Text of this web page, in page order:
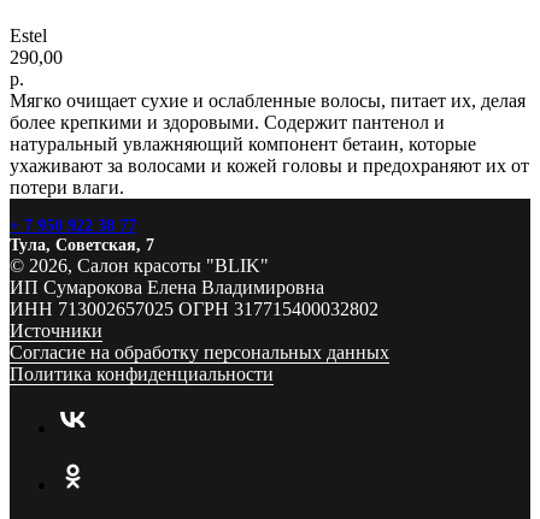
Estel
290,00
р.
Мягко очищает сухие и ослабленные волосы, питает их, делая
более крепкими и здоровыми. Содержит пантенол и
натуральный увлажняющий компонент бетаин, которые
ухаживают за волосами и кожей головы и предохраняют их от
потери влаги.
+ 7 950 922 38 77
Тула, Советская, 7
© 2026, Салон красоты "BLIK"
ИП Сумарокова Елена Владимировна
ИНН 713002657025 ОГРН 317715400032802
Источники
Согласие на обработку персональных данных
Политика конфиденциальности